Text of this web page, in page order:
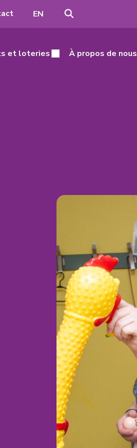
ENPasser
l'anglais
et loteries À propos de nous